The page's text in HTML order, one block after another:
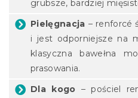
grubsze, bardziej
Pielęgnacja – renforcé
i jest odporniejsze na
klasyczna bawełna
prasowania.
Dla kogo – pościel